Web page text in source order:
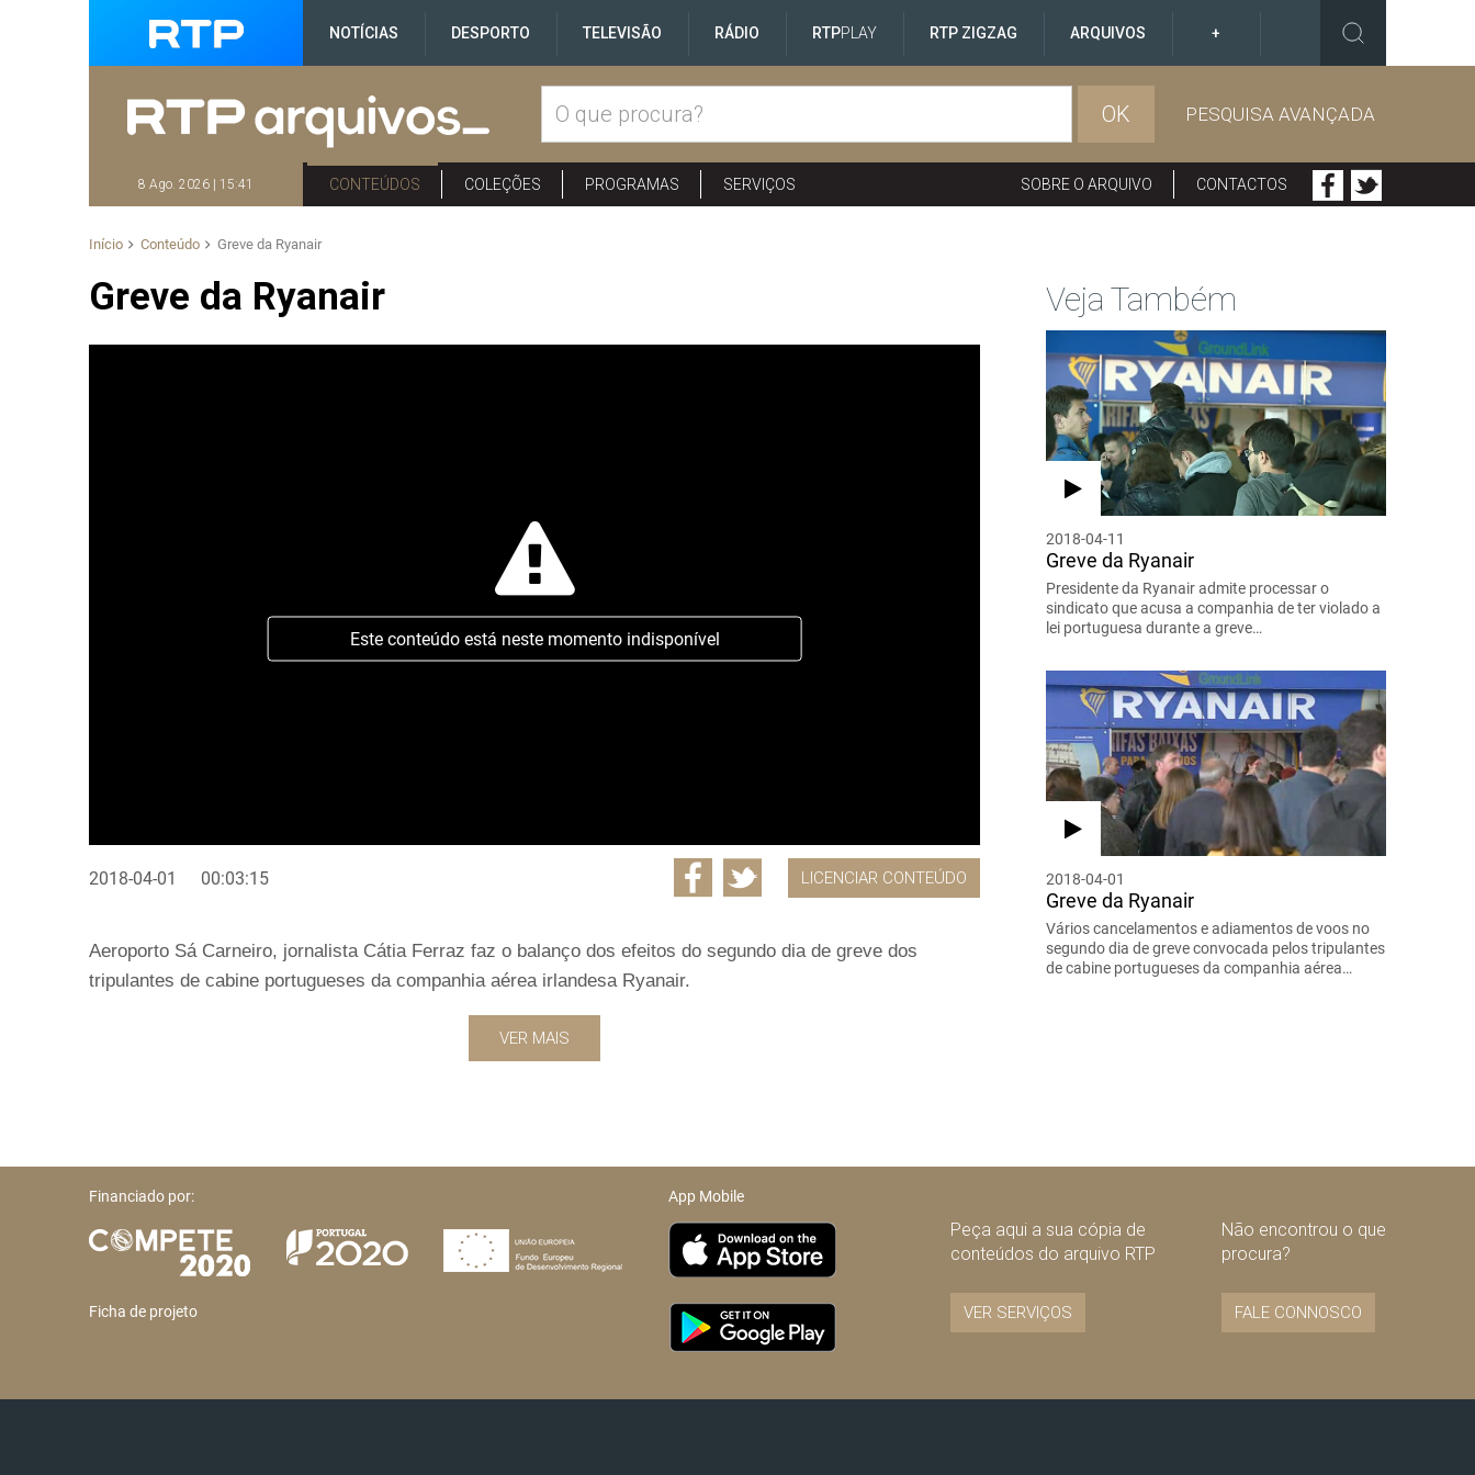
NOTÍCIAS DESPORTO TELEVISÃO RÁDIO RTPPLAY RTP ZIGZAG ARQUIVOS +
OK PESQUISA AVANÇADA
8 Ago. 2026 | 15:41 CONTEÚDOS COLEÇÕES PROGRAMAS SERVIÇOS SOBRE O ARQUIVO CONTACTOS
Início Conteúdo Greve da Ryanair
Greve da Ryanair
Este conteúdo está neste momento indisponível
2018-04-01 00:03:15 LICENCIAR CONTEÚDO
Aeroporto Sá Carneiro, jornalista Cátia Ferraz faz o balanço dos efeitos do segundo dia de greve dos
tripulantes de cabine portugueses da companhia aérea irlandesa Ryanair.
VER MAIS
Veja Também
2018-04-11
Greve da Ryanair
Presidente da Ryanair admite processar o
sindicato que acusa a companhia de ter violado a
lei portuguesa durante a greve…
2018-04-01
Greve da Ryanair
Vários cancelamentos e adiamentos de voos no
segundo dia de greve convocada pelos tripulantes
de cabine portugueses da companhia aérea…
Financiado por:
Ficha de projeto
App Mobile
Peça aqui a sua cópia de
conteúdos do arquivo RTP
VER SERVIÇOS
Não encontrou o que
procura?
FALE CONNOSCO